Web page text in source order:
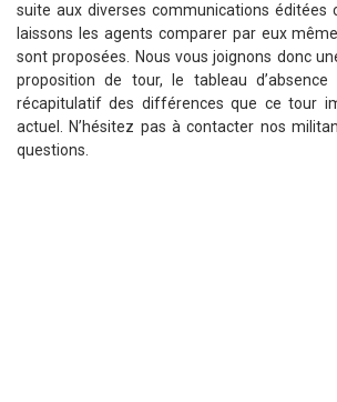
suite aux diverses communications éditées
laissons les agents comparer par eux
sont proposées. Nous vous joignons donc
proposition de tour, le tableau d’absence
récapitulatif des différences que ce tour
actuel. N’hésitez pas à contacter nos
questions.